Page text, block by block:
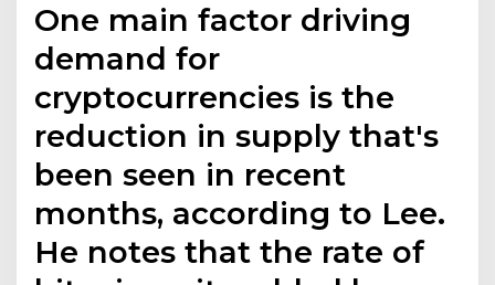
One main factor driving
demand for
cryptocurrencies is the
reduction in supply that's
been seen in recent
months, according to Lee.
He notes that the rate of